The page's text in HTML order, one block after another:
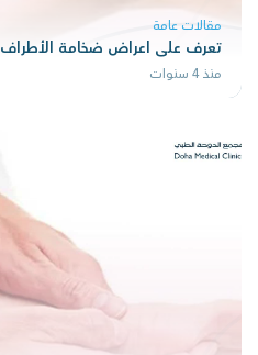
مقالات عامة
تعرف على اعراض ضخامة الأطراف
منذ 4 سنوات